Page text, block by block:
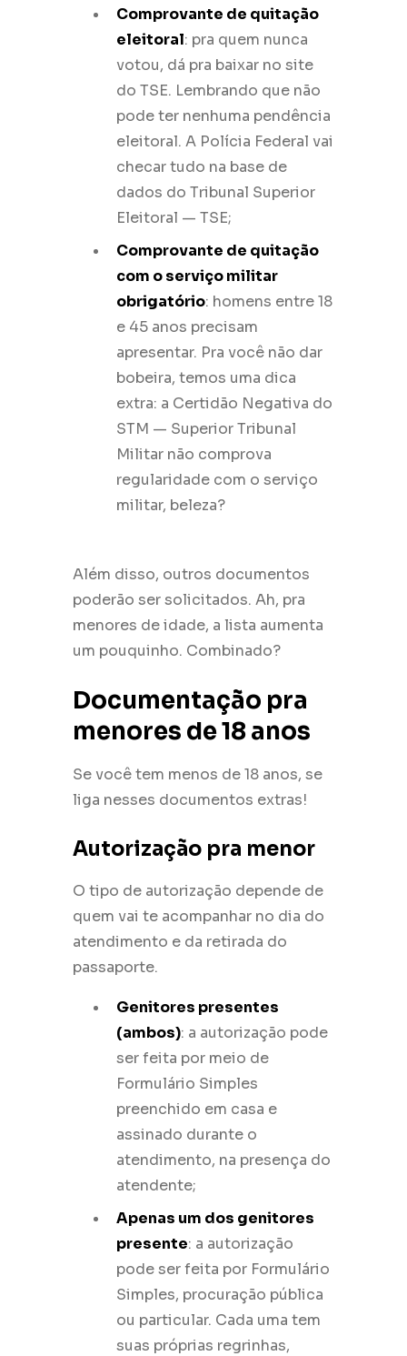
Comprovante de quitação
eleitoral: pra quem nunca
votou, dá pra baixar no site
do TSE. Lembrando que não
pode ter nenhuma pendência
eleitoral. A Polícia Federal vai
checar tudo na base de
dados do Tribunal Superior
Eleitoral — TSE;
Comprovante de quitação
com o serviço militar
obrigatório: homens entre 18
e 45 anos precisam
apresentar. Pra você não dar
bobeira, temos uma dica
extra: a Certidão Negativa do
STM — Superior Tribunal
Militar não comprova
regularidade com o serviço
militar, beleza?
Além disso, outros documentos
poderão ser solicitados. Ah, pra
menores de idade, a lista aumenta
um pouquinho. Combinado?
Documentação pra
menores de 18 anos
Se você tem menos de 18 anos, se
liga nesses documentos extras!
Autorização pra menor
O tipo de autorização depende de
quem vai te acompanhar no dia do
atendimento e da retirada do
passaporte.
Genitores presentes
(ambos): a autorização pode
ser feita por meio de
Formulário Simples
preenchido em casa e
assinado durante o
atendimento, na presença do
atendente;
Apenas um dos genitores
presente: a autorização
pode ser feita por Formulário
Simples, procuração pública
ou particular. Cada uma tem
suas próprias regrinhas,